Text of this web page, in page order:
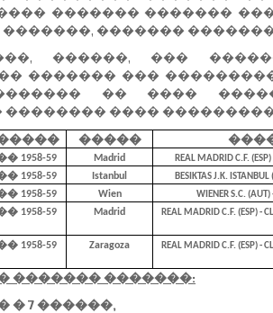
������� �������
�������
������, ���
������� ���
�� ����
�������� ����
�����
1958-59 Madrid REAL MADRID C.F.
1958-59 Istanbul BESIKTAS J.K.
1958-59 Wien WIENER S.C. (AUT)
1958-59 Madrid REAL MADRID C.F. (ESP) -
1958-59 Zaragoza REAL MADRID C.F. (ESP) -
������� �������:
� 7 ������,